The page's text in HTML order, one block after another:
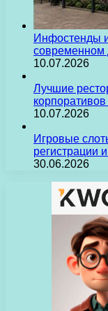
Инфостенды
современном
10.07.2026
Лучшие
10.07.2026
Игровые
регистрации
30.06.2026